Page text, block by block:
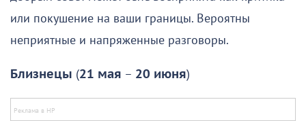
или покушение на ваши границы. Вероятны
неприятные и напряженные разговоры.
Близнецы (21 мая – 20 июня)